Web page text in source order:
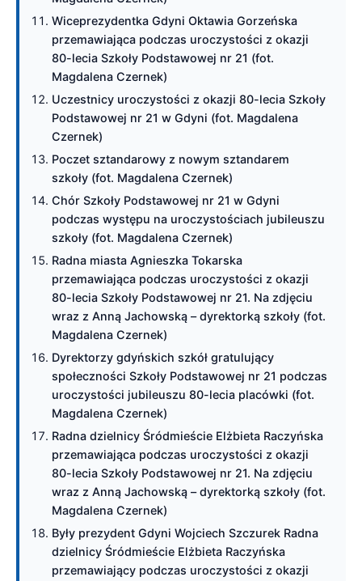
Wiceprezydentka Gdyni Oktawia Gorzeńska
przemawiająca podczas uroczystości z okazji
80-lecia Szkoły Podstawowej nr 21 (fot.
Magdalena Czernek)
Uczestnicy uroczystości z okazji 80-lecia Szkoły
Podstawowej nr 21 w Gdyni (fot. Magdalena
Czernek)
Poczet sztandarowy z nowym sztandarem
szkoły (fot. Magdalena Czernek)
Chór Szkoły Podstawowej nr 21 w Gdyni
podczas występu na uroczystościach jubileuszu
szkoły (fot. Magdalena Czernek)
Radna miasta Agnieszka Tokarska
przemawiająca podczas uroczystości z okazji
80-lecia Szkoły Podstawowej nr 21. Na zdjęciu
wraz z Anną Jachowską – dyrektorką szkoły (fot.
Magdalena Czernek)
Dyrektorzy gdyńskich szkół gratulujący
społeczności Szkoły Podstawowej nr 21 podczas
uroczystości jubileuszu 80-lecia placówki (fot.
Magdalena Czernek)
Radna dzielnicy Śródmieście Elżbieta Raczyńska
przemawiająca podczas uroczystości z okazji
80-lecia Szkoły Podstawowej nr 21. Na zdjęciu
wraz z Anną Jachowską – dyrektorką szkoły (fot.
Magdalena Czernek)
Były prezydent Gdyni Wojciech Szczurek Radna
dzielnicy Śródmieście Elżbieta Raczyńska
przemawiający podczas uroczystości z okazji